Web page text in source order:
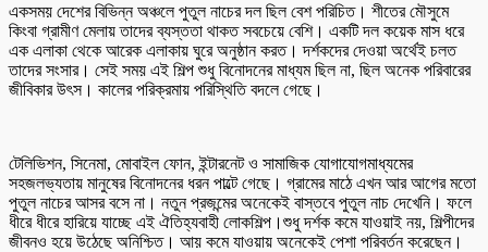
একসময় দেশের বিভিন্ন অঞ্চলে পুতুল নাচের দল ছিল বেশ পরিচিত। শীতের মৌসুমে
কিংবা গ্রামীণ মেলায় তাদের ব্যস্ততা থাকত সবচেয়ে বেশি। একটি দল কয়েক মাস ধরে
এক এলাকা থেকে আরেক এলাকায় ঘুরে অনুষ্ঠান করত। দর্শকদের দেওয়া অর্থেই চলত
তাদের সংসার। সেই সময় এই শিল্প শুধু বিনোদনের মাধ্যম ছিল না, ছিল অনেক পরিবারের
জীবিকার উৎস। কালের পরিক্রমায় পরিস্থিতি বদলে গেছে।
টেলিভিশন, সিনেমা, মোবাইল ফোন, ইন্টারনেট ও সামাজিক যোগাযোগমাধ্যমের
সহজলভ্যতায় মানুষের বিনোদনের ধরন পাল্টে গেছে। গ্রামের মাঠে এখন আর আগের মতো
পুতুল নাচের আসর বসে না। নতুন প্রজন্মের অনেকেই বাস্তবে পুতুল নাচ দেখেনি। ফলে
ধীরে ধীরে হারিয়ে যাচ্ছে এই ঐতিহ্যবাহী লোকশিল্প।শুধু দর্শক কমে যাওয়াই নয়, শিল্পীদের
জীবনও হয়ে উঠেছে অনিশ্চিত। আয় কমে যাওয়ায় অনেকেই পেশা পরিবর্তন করেছেন।